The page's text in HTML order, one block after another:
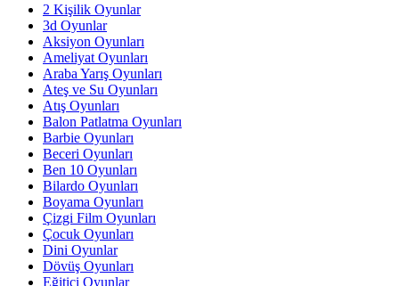
2 Kişilik Oyunlar
3d Oyunlar
Aksiyon Oyunları
Ameliyat Oyunları
Araba Yarış Oyunları
Ateş ve Su Oyunları
Atış Oyunları
Balon Patlatma Oyunları
Barbie Oyunları
Beceri Oyunları
Ben 10 Oyunları
Bilardo Oyunları
Boyama Oyunları
Çizgi Film Oyunları
Çocuk Oyunları
Dini Oyunlar
Dövüş Oyunları
Eğitici Oyunlar